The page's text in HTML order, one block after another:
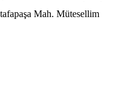
Mah. Mütesellim